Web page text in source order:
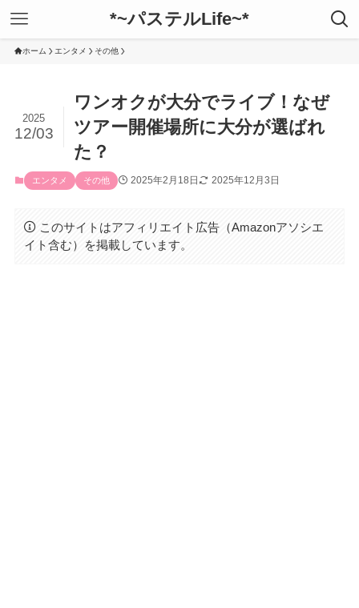
*~パステルLife~*
ホーム エンタメ その他
ワンオクが大分でライブ！なぜ
ツアー開催場所に大分が選ばれ
た？
2025
12/03
エンタメ その他 2025年2月18日 2025年12月3日
このサイトはアフィリエイト広告（Amazonアソシエ
イト含む）を掲載しています。